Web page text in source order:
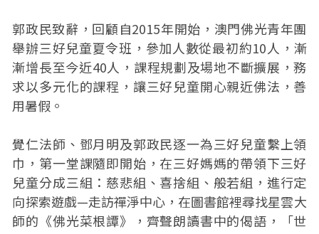
郭政民致辭，回顧自2015年開始，澳門佛光青年團
舉辦三好兒童夏令班，參加人數從最初約10人，漸
漸增長至今近40人，課程規劃及場地不斷擴展，務
求以多元化的課程，讓三好兒童開心親近佛法，善
用暑假。
覺仁法師、鄧月明及郭政民逐一為三好兒童繫上領
巾，第一堂課隨即開始，在三好媽媽的帶領下三好
兒童分成三組：慈悲組、喜捨組、般若組，進行定
向探索遊戲—走訪禪淨中心，在圖書館裡尋找星雲大
師的《佛光菜根譚》，齊聲朗讀書中的偈語，「世